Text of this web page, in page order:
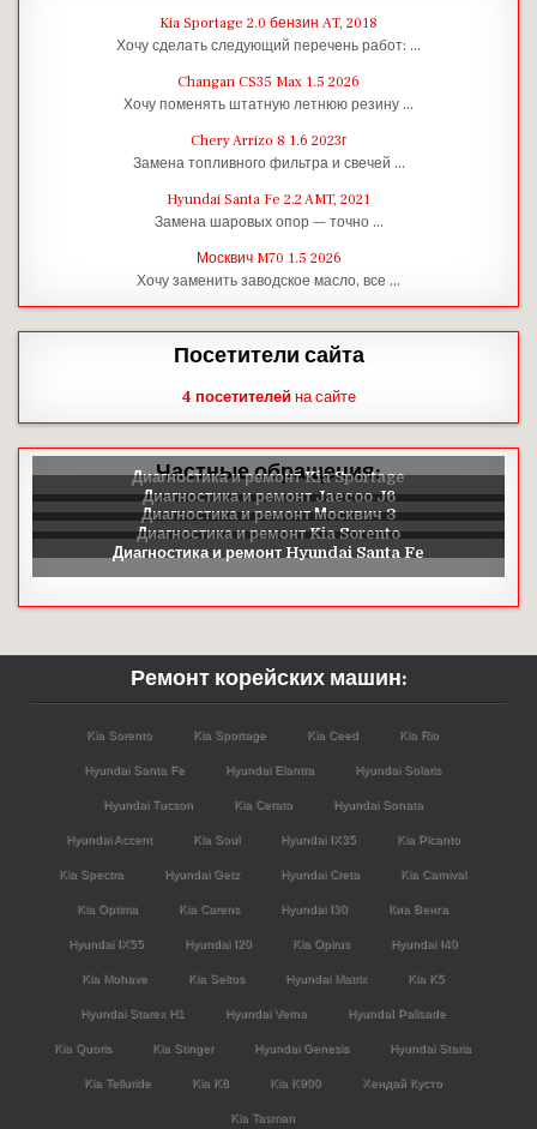
Kia Sportage 2.0 бензин AT, 2018
Хочу сделать следующий перечень работ: …
Changan CS35 Max 1.5 2026
Хочу поменять штатную летнюю резину …
Chery Arrizo 8 1.6 2023г
Замена топливного фильтра и свечей …
Hyundai Santa Fe 2.2 AMT, 2021
Замена шаровых опор — точно …
Москвич M70 1.5 2026
Хочу заменить заводское масло, все …
Посетители сайта
4 посетителейна сайте
Частные обращения:
Ремонт корейских машин:
Kia Sorento Kia Sportage Kia Ceed Kia Rio
Hyundai Santa Fe Hyundai Elantra Hyundai Solaris
Hyundai Tucson Kia Cerato Hyundai Sonata
Hyundai Accent Kia Soul Hyundai IX35 Kia Picanto
Kia Spectra Hyundai Getz Hyundai Creta Kia Carnival
Kia Optima Kia Carens Hyundai I30 Киа Венга
Hyundai IX55 Hyundai I20 Kia Opirus Hyundai I40
Kia Mohave Kia Seltos Hyundai Matrix Kia K5
Hyundai Starex H1 Hyundai Verna HyundaI Palisade
Kia Quoris Kia Stinger Hyundai Genesis Hyundai Staria
Kia Telluride Kia K8 Kia K900 Хендай Кусто
Kia Tasman